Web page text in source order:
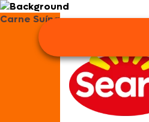
Carne Suína